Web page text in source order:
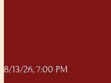
8/13/26, 7:00 PM